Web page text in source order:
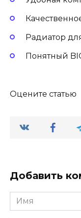
Радиатор
Понятный
Оцените статью
Добавить
Имя